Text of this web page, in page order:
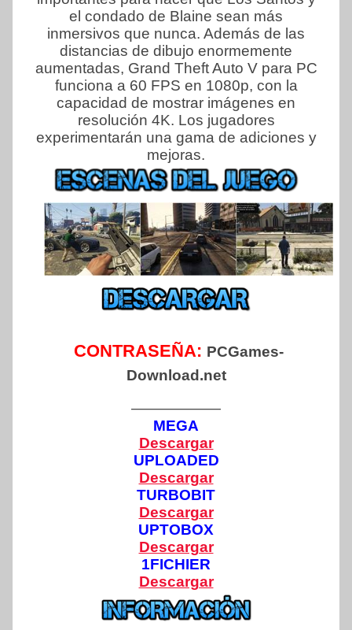
el condado de Blaine sean más
inmersivos que nunca. Además de las
distancias de dibujo enormemente
aumentadas, Grand Theft Auto V para PC
funciona a 60 FPS en 1080p, con la
capacidad de mostrar imágenes en
resolución 4K. Los jugadores
experimentarán una gama de adiciones y
mejoras.
CONTRASEÑA: PCGames-
Download.net
——————
MEGA
Descargar
UPLOADED
Descargar
TURBOBIT
Descargar
UPTOBOX
Descargar
1FICHIER
Descargar